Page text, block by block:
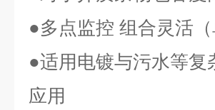
●多点监控 组合灵活
●适用电镀与污水等复
应用